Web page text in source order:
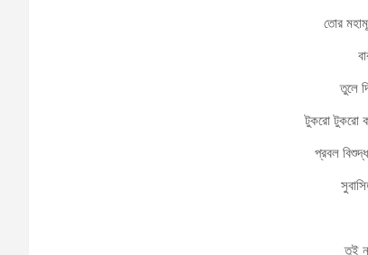
তোর
তুলে
টুকরো টুকরো
প্রবল
তুই